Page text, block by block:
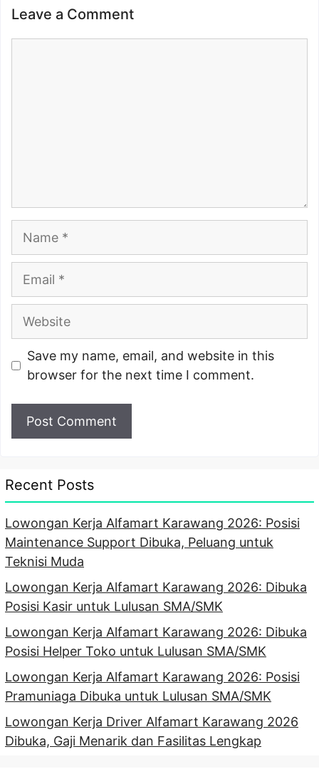
Leave a Comment
Name
Email
Website
Save my name, email, and website in this
browser for the next time I comment.
Recent Posts
Lowongan Kerja Alfamart Karawang 2026: Posisi
Maintenance Support Dibuka, Peluang untuk
Teknisi Muda
Lowongan Kerja Alfamart Karawang 2026: Dibuka
Posisi Kasir untuk Lulusan SMA/SMK
Lowongan Kerja Alfamart Karawang 2026: Dibuka
Posisi Helper Toko untuk Lulusan SMA/SMK
Lowongan Kerja Alfamart Karawang 2026: Posisi
Pramuniaga Dibuka untuk Lulusan SMA/SMK
Lowongan Kerja Driver Alfamart Karawang 2026
Dibuka, Gaji Menarik dan Fasilitas Lengkap